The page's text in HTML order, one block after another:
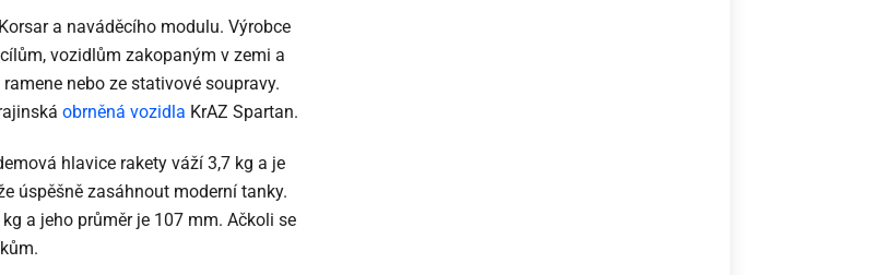
a naváděcího modulu. Výrobce
vozidlům zakopaným v zemi a
nebo ze stativové soupravy.
obrněná vozidla KrAZ Spartan.
hlavice rakety váží 3,7 kg a je
úspěšně zasáhnout moderní tanky.
a jeho průměr je 107 mm. Ačkoli se